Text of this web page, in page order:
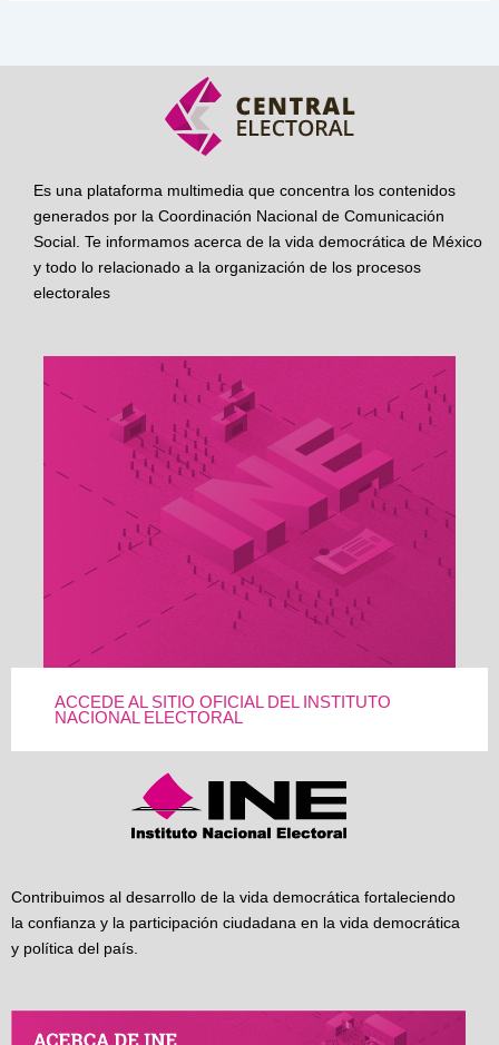
Es una plataforma multimedia que concentra los contenidos
generados por la Coordinación Nacional de Comunicación
Social. Te informamos acerca de la vida democrática de México
y todo lo relacionado a la organización de los procesos
electorales
ACCEDE AL SITIO OFICIAL DEL INSTITUTO
NACIONAL ELECTORAL
Contribuimos al desarrollo de la vida democrática fortaleciendo
la confianza y la participación ciudadana en la vida democrática
y política del país.